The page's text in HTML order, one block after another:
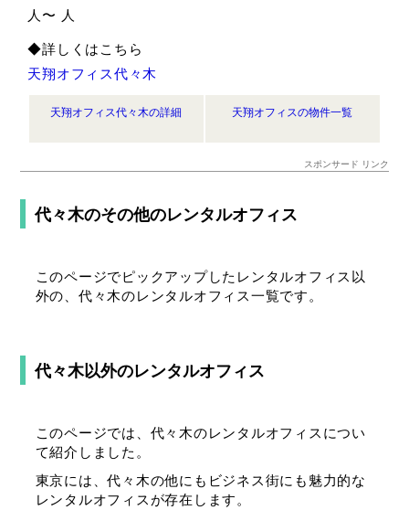
人〜 人
◆詳しくはこちら
天翔オフィス代々木
天翔オフィス代々木の詳細 天翔オフィスの物件一覧
スポンサード リンク
代々木のその他のレンタルオフィス
このページでピックアップしたレンタルオフィス以
外の、代々木のレンタルオフィス一覧です。
代々木以外のレンタルオフィス
このページでは、代々木のレンタルオフィスについ
て紹介しました。
東京には、代々木の他にもビジネス街にも魅力的な
レンタルオフィスが存在します。